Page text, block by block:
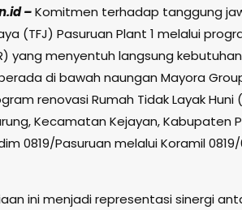
–Komitmen terhadap tanggung
(TFJ) Pasuruan Plant 1 melalui
yang menyentuh langsung
di bawah naungan Mayora
renovasi Rumah Tidak Layak Huni
Kecamatan Kejayan, Kabupaten
0819/Pasuruan melalui Koramil
ini menjadi representasi sinergi